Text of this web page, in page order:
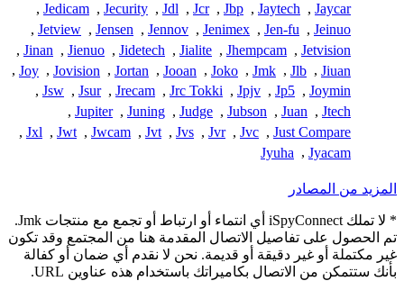
Jaycar
,
Jaytech
,
Jbp
,
Jcr
,
Jdl
,
Jecurity
,
Jedicam
,
Jeinuo
,
Jen-fu
,
Jenimex
,
Jennov
,
Jensen
,
Jetview
,
Jetvision
,
Jhempcam
,
Jialite
,
Jidetech
,
Jienuo
,
Jinan
,
Jiuan
,
Jlb
,
Jmk
,
Joko
,
Jooan
,
Jortan
,
Jovision
,
Joy
,
Joymin
,
Jp5
,
Jpjv
,
Jrc Tokki
,
Jrecam
,
Jsur
,
Jsw
,
Jtech
,
Juan
,
Jubson
,
Judge
,
Juning
,
Jupiter
,
Just Compare
,
Jvc
,
Jvr
,
Jvs
,
Jvt
,
Jwcam
,
Jwt
,
Jxl
,
Jyacam
,
Jyuha
المزيد من المصادر
* لا تملك iSpyConnect أي انتماء أو ارتباط أو تجمع مع منتجات Jmk.
تم الحصول على تفاصيل الاتصال المقدمة هنا من المجتمع وقد تكون
غير مكتملة أو غير دقيقة أو قديمة. نحن لا نقدم أي ضمان أو كفالة
بأنك ستتمكن من الاتصال بكاميراتك باستخدام هذه عناوين URL.